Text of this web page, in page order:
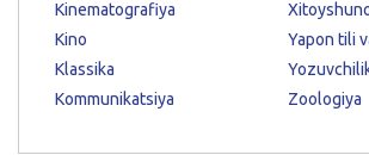
Kinematografiya
Kino
Klassika
Kommunikatsiya
Yapon tili
Zoologiya